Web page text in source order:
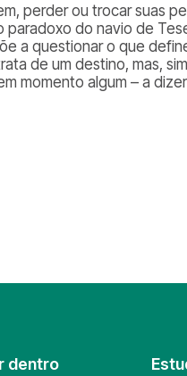
perder ou trocar suas
paradoxo do navio de
a questionar o que
de um destino, mas,
momento algum – a
dentro